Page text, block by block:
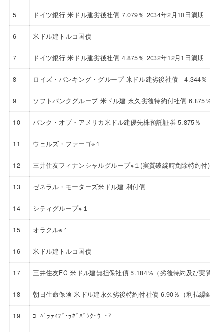
5 ドイツ銀行 米ドル建劣後社債 7.079％ 2034年2月10日満期
6 米ドル建トルコ国債
7 ドイツ銀行 米ドル建劣後社債 4.875％ 2032年12月1日満期
8 ロイズ・バンキング・グループ 米ドル建劣後社債 4.344％
9 ソフトバンクグループ 米ドル建 永久劣後特約付社債 6.875％
10 バンク・オブ・アメリカ米ドル建優先株預託証券 5.875％
11 ウェルズ・ファーゴ※１
12 三井住友フィナンシャルグループ※１(実質破綻時免除特約付)
13 ゼネラル・モーターズ米ドル建 利付債
14 シティグループ※１
15 オラクル※１
16 米ドル建トルコ国債
17 三井住友FG 米ドル建無担保社債 6.184％（劣後特約及び実質
18 朝日生命保険 米ドル建永久劣後特約付社債 6.90％（利払繰延
19 ｺｰﾍﾟﾗﾃｨﾌﾞ･ﾗﾎﾞﾊﾞﾝｸ･ｳｰ･ｱｰ